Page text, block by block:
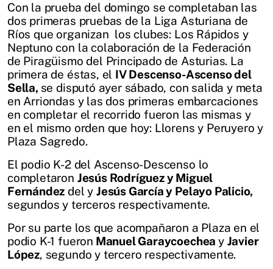
Con la prueba del domingo se completaban las
dos primeras pruebas de la Liga Asturiana de
Ríos que organizan los clubes: Los Rápidos y
Neptuno con la colaboración de la Federación
de Piragüismo del Principado de Asturias. La
primera de éstas, el IV Descenso-Ascenso del
Sella, se disputó ayer sábado, con salida y meta
en Arriondas y las dos primeras embarcaciones
en completar el recorrido fueron las mismas y
en el mismo orden que hoy: Llorens y Peruyero y
Plaza Sagredo.
El podio K-2 del Ascenso-Descenso lo
completaron Jesús Rodríguez y Miguel
Fernández del y Jesús García y Pelayo Palicio,
segundos y terceros respectivamente.
Por su parte los que acompañaron a Plaza en el
podio K-1 fueron Manuel Garaycoechea y Javier
López, segundo y tercero respectivamente.